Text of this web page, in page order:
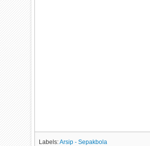
Labels:Arsip - Sepakbola